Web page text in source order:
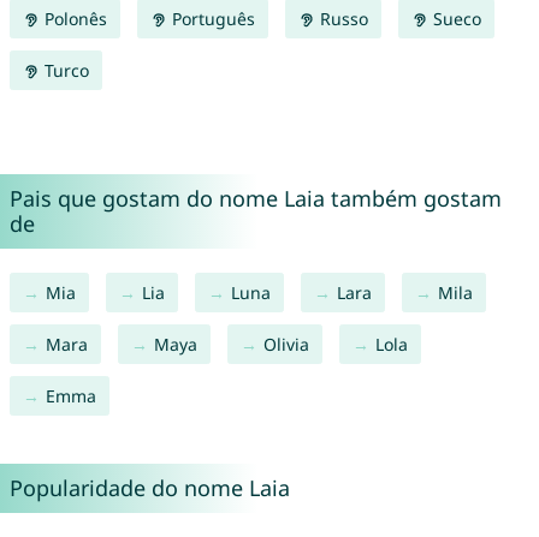
Polonês Português Russo Sueco
Turco
Pais que gostam do nome Laia também gostam
de
Mia Lia Luna Lara Mila
Mara Maya Olivia Lola
Emma
Popularidade do nome Laia